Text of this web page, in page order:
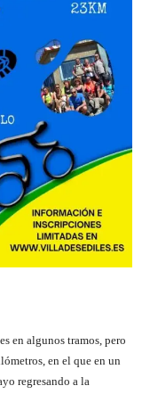
en algunos tramos, pero
en el que en un
regresando a la